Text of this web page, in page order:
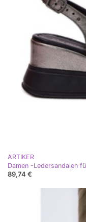
ARTIKER
Damen -Ledersandalen
89,74 €